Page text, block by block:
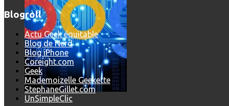
Blogroll
Actu Geek équitable
Blog de Nerd
Blog iPhone
Coreight.com
Geek
Mademoizelle Geekette
StephaneGillet.com
UnSimpleClic